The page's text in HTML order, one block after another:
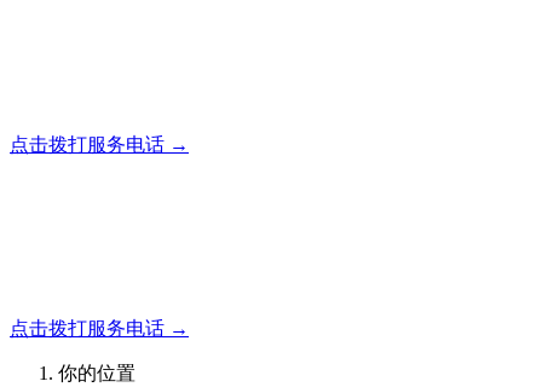
点击拨打服务电话 →
点击拨打服务电话 →
你的位置